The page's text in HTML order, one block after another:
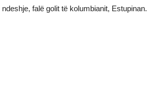
ndeshje, falë golit të kolumbianit, Estupinan.